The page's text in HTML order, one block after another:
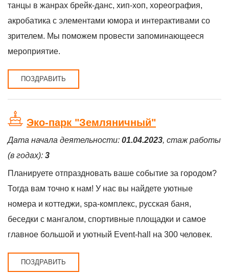
танцы в жанрах брейк-данс, хип-хоп, хореография,
акробатика с элементами юмора и интерактивами со
зрителем. Мы поможем провести запоминающееся
мероприятие.
ПОЗДРАВИТЬ
Эко-парк "Земляничный"
Дата начала деятельности: 01.04.2023, стаж работы
(в годах): 3
Планируете отпраздновать ваше событие за городом?
Тогда вам точно к нам! У нас вы найдете уютные
номера и коттеджи, spa-комплекс, русская баня,
беседки с мангалом, спортивные площадки и самое
главное большой и уютный Event-hall на 300 человек.
ПОЗДРАВИТЬ